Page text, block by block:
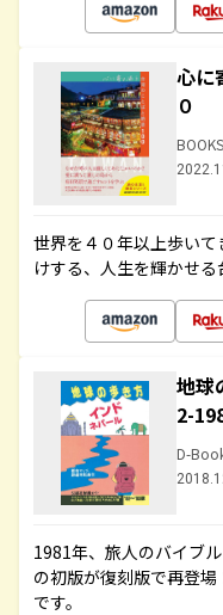
心に
０
世界を４０年以上歩い
けする、人生を輝かせ
地球
2-
D-
1981年、旅人のバイブ
の初版が復刻版で再登
です。